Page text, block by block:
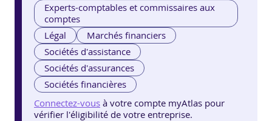
Experts-comptables et commissaires aux
comptes
Légal
Marchés financiers
Sociétés d'assistance
Sociétés d'assurances
Sociétés financières
Connectez-vous à votre compte myAtlas pour
vérifier l'éligibilité de votre entreprise.